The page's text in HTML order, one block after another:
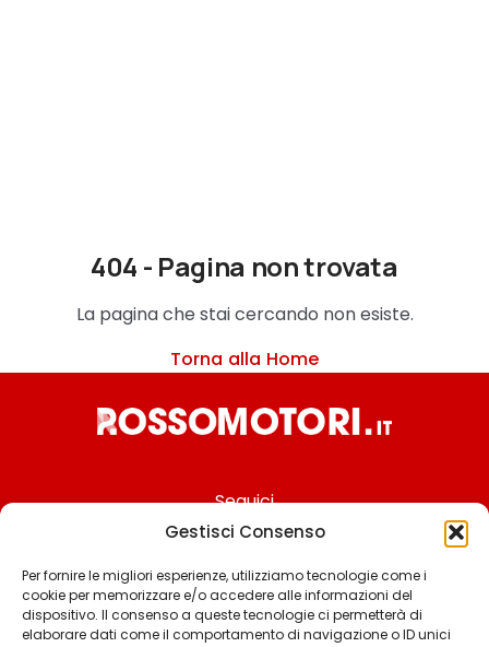
Gestisci Consenso
Per fornire le migliori esperienze, utilizziamo tecnologie come i
cookie per memorizzare e/o accedere alle informazioni del
dispositivo. Il consenso a queste tecnologie ci permetterà di
elaborare dati come il comportamento di navigazione o ID unici
404 - Pagina non trovata
La pagina che stai cercando non esiste.
Torna alla Home
Seguici
Chi siamo